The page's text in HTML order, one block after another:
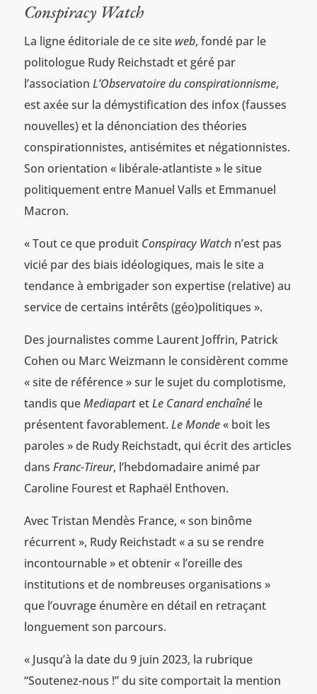
Conspiracy Watch
La ligne éditoriale de ce site web, fondé par le
politologue Rudy Reichstadt et géré par
l’association L’Observatoire du conspirationnisme,
est axée sur la démystification des infox (fausses
nouvelles) et la dénonciation des théories
conspirationnistes, antisémites et négationnistes.
Son orientation « libérale-atlantiste » le situe
politiquement entre Manuel Valls et Emmanuel
Macron.
« Tout ce que produit Conspiracy Watchn’est pas
vicié par des biais idéologiques, mais le site a
tendance à embrigader son expertise (relative) au
service de certains intérêts (géo)politiques ».
Des journalistes comme Laurent Joffrin, Patrick
Cohen ou Marc Weizmann le considèrent comme
« site de référence » sur le sujet du complotisme,
tandis queMediapartetLe Canard enchaînéle
présentent favorablement. Le Monde« boit les
paroles » de Rudy Reichstadt, qui écrit des articles
dans Franc-Tireur, l’hebdomadaire animé par
Caroline Fourest et Raphaël Enthoven.
Avec Tristan Mendès France, « son binôme
récurrent », Rudy Reichstadt « a su se rendre
incontournable » et obtenir « l’oreille des
institutions et de nombreuses organisations »
que l’ouvrage énumère en détail en retraçant
longuement son parcours.
« Jusqu’à la date du 9 juin 2023, la rubrique
“Soutenez-nous !” du site comportait la mention